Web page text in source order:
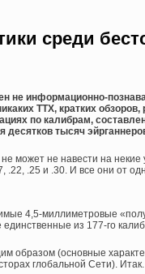
среди
не информационно-
ТТХ, кратких обзоров,
по калибрам,
тысяч
может не навести на
.22, .25 и .30. И все они от
4,5-миллиметровые
из 177-го
образом (основные
глобальной Сети). Итак.